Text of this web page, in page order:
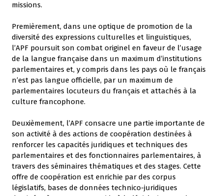
missions.
Premièrement, dans une optique de promotion de la
diversité des expressions culturelles et linguistiques,
l’APF poursuit son combat originel en faveur de l’usage
de la langue française dans un maximum d’institutions
parlementaires et, y compris dans les pays où le français
n’est pas langue officielle, par un maximum de
parlementaires locuteurs du français et attachés à la
culture francophone.
Deuxièmement, l’APF consacre une partie importante de
son activité à des actions de coopération destinées à
renforcer les capacités juridiques et techniques des
parlementaires et des fonctionnaires parlementaires, à
travers des séminaires thématiques et des stages. Cette
offre de coopération est enrichie par des corpus
législatifs, bases de données technico-juridiques